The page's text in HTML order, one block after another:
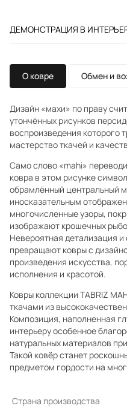
ДЕМОНСТРАЦИЯ В
О ковре Обмен и
Дизайн «махи» по праву
утончённых рисунков
воспроизведения которого
мастерство ткачей и
Само слово «mahi»
ковра в этом рисунке
обрамлённый центральный
иносказательным
многочисленные узоры,
изображают крошечных
Невероятная детализация
превращают ковры с
произведения искусства,
исполнения и красотой.
Ковры коллекции TABRIZ
ткачами из
Композиция, наполненная
интерьеру особенное
натуральных материалов
Такой ковёр станет
предметом гордости на
Страна производства